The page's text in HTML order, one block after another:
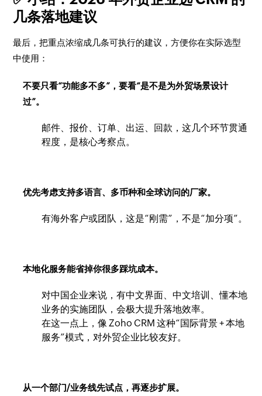
几条落地建议
最后，把重点浓缩成几条可执行的建议，方便你在实际选型
中使用：
不要只看“功能多不多”，要看“是不是为外贸场景设计
过”。
邮件、报价、订单、出运、回款，这几个环节贯通
程度，是核心考察点。
优先考虑支持多语言、多币种和全球访问的厂家。
有海外客户或团队，这是“刚需”，不是“加分项”。
本地化服务能省掉你很多踩坑成本。
对中国企业来说，有中文界面、中文培训、懂本地
业务的实施团队，会极大提升落地效率。
在这一点上，像 Zoho CRM 这种“国际背景 + 本地
服务”模式，对外贸企业比较友好。
从一个部门/业务线先试点，再逐步扩展。